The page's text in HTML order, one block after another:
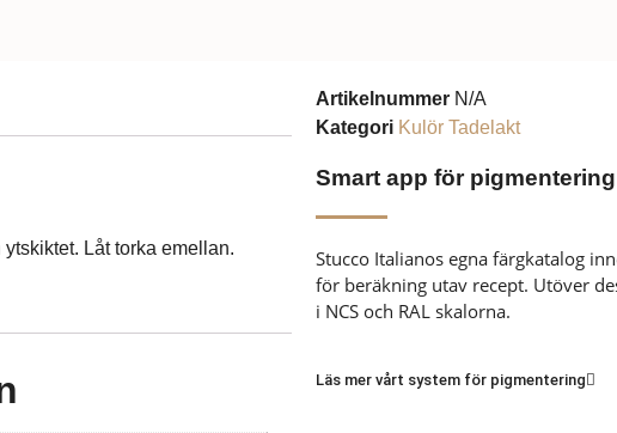
Låt torka emellan.
Artikelnummer N/A
Kategori Kulör Tadelakt
Smart app för
Stucco Italianos egna färgkatalog
för beräkning utav recept. Utöver
i NCS och RAL skalorna.
Läs mer vårt system för pigmentering